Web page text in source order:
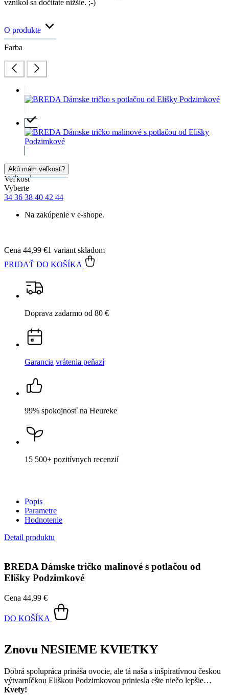
vznikol sa dočítate nižšie. ;-)
O produkte
Farba
Akú mám veľkosť?
Veľkosť
Vyberte
34 36 38 40 42 44
Na zakúpenie v e-shope.
1 variant skladom
Cena 44,99 €
PRIDAŤ DO KOŠÍKA
Doprava zadarmo od 80 €
Garancia vrátenia peňazí
99% spokojnosť na Heureke
15 500+ pozitívnych recenzií
Popis
Parametre
Hodnotenie
Detail produktu
BREDA Dámske tričko malinové s potlačou od
Elišky Podzimkové
Cena 44,99 €
DO KOŠÍKA
Znovu NESIEME KVIETKY
Dobrá spolupráca prináša ovocie, ale tá naša s inšpiratívnou českou
výtvarníčkou Eliškou Podzimkovou priniesla ešte niečo lepšie…
Kvety!